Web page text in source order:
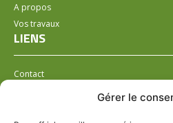
Gérer le
A propos
Vos travaux
LIENS
Contact